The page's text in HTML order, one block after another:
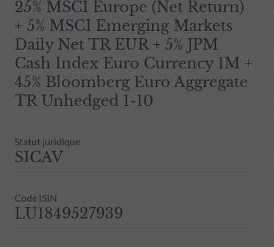
25% MSCI Europe (Net Return)
+ 5% MSCI Emerging Markets
Daily Net TR EUR + 5% JPM
Cash Index Euro Currency 1M +
45% Bloomberg Euro Aggregate
TR Unhedged 1-10
Statut juridique
SICAV
Code ISIN
LU1849527939